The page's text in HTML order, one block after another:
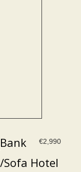
€2,990
Bank
/Sofa Hotel